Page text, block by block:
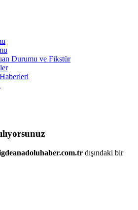
Durumu ve Fikstür
dışındaki bir